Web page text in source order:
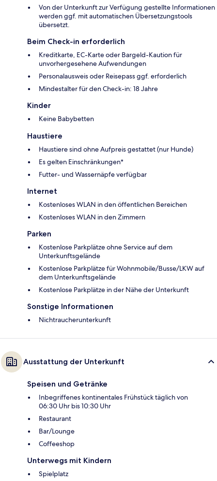
Von der Unterkunft zur Verfügung gestellte Informationen
werden ggf. mit automatischen Übersetzungstools
übersetzt.
Beim Check-in erforderlich
Kreditkarte, EC-Karte oder Bargeld-Kaution für
unvorhergesehene Aufwendungen
Personalausweis oder Reisepass ggf. erforderlich
Mindestalter für den Check-in: 18 Jahre
Kinder
Keine Babybetten
Haustiere
Haustiere sind ohne Aufpreis gestattet (nur Hunde)
Es gelten Einschränkungen*
Futter- und Wassernäpfe verfügbar
Internet
Kostenloses WLAN in den öffentlichen Bereichen
Kostenloses WLAN in den Zimmern
Parken
Kostenlose Parkplätze ohne Service auf dem
Unterkunftsgelände
Kostenlose Parkplätze für Wohnmobile/Busse/LKW auf
dem Unterkunftsgelände
Kostenlose Parkplätze in der Nähe der Unterkunft
Sonstige Informationen
Nichtraucherunterkunft
Ausstattung der Unterkunft
Speisen und Getränke
Inbegriffenes kontinentales Frühstück täglich von
06:30 Uhr bis 10:30 Uhr
Restaurant
Bar/Lounge
Coffeeshop
Unterwegs mit Kindern
Spielplatz